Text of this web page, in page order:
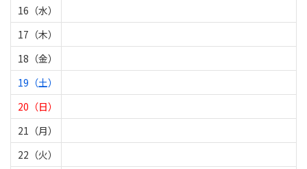
16（水）
17（木）
18（金）
19（土）
20（日）
21（月）
22（火）